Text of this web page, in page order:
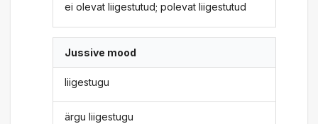
ei olevat liigestutud; polevat liigestutud
Jussive mood
liigestugu
ärgu liigestugu